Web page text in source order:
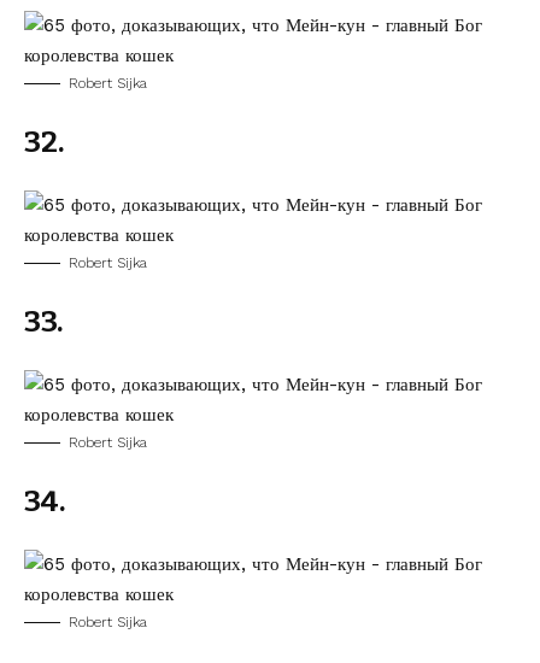
Robert Sijka
32.
Robert Sijka
33.
Robert Sijka
34.
Robert Sijka